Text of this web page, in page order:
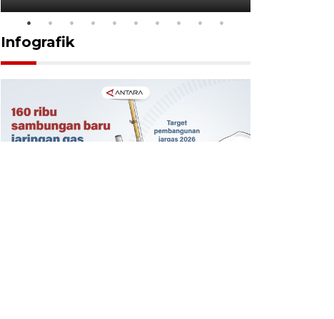
Infografik